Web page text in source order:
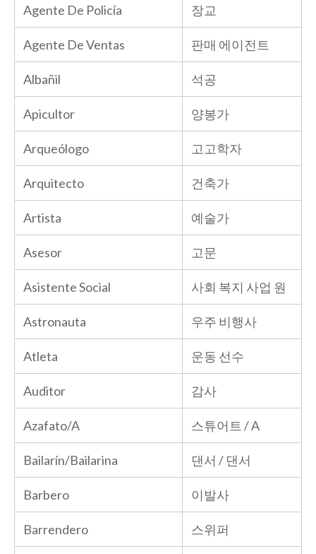
Agente De Policía 장교
Agente De Ventas 판매 에이전트
Albañil 석공
Apicultor 양봉가
Arqueólogo 고고학자
Arquitecto 건축가
Artista 예술가
Asesor 고문
Asistente Social 사회 복지 사업 원
Astronauta 우주 비행사
Atleta 운동 선수
Auditor 감사
Azafato/A 스튜어트 / A
Bailarín/Bailarina 댄서 / 댄서
Barbero 이발사
Barrendero 스위퍼